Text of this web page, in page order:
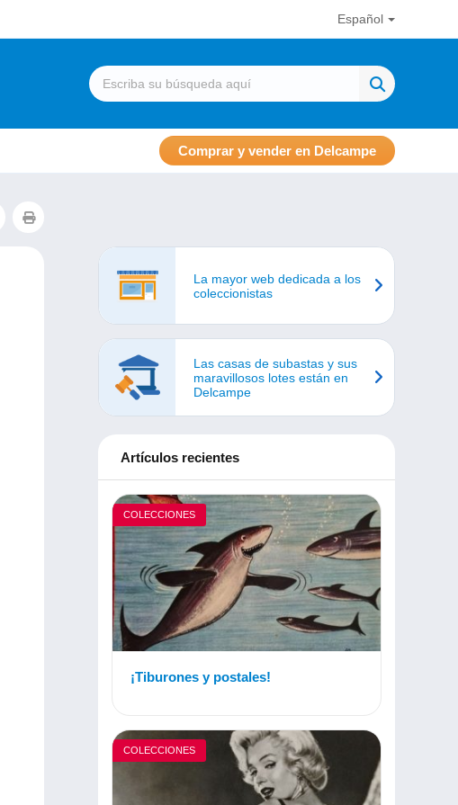
Español
Comprar y vender en Delcampe
La mayor web dedicada a los
coleccionistas
Las casas de subastas y sus
maravillosos lotes están en
Delcampe
Artículos recientes
COLECCIONES
¡Tiburones y postales!
COLECCIONES